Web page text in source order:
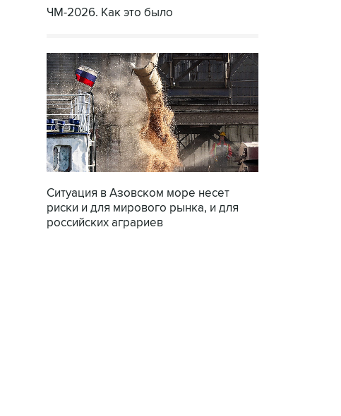
ЧМ-2026. Как это было
Ситуация в Азовском море несет
риски и для мирового рынка, и для
российских аграриев